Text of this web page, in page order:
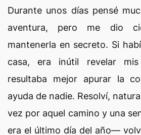
Durante unos días pensé
aventura, pero me dio
mantenerla en secreto. Si
casa, era inútil revelar
resultaba mejor apurar la
ayuda de nadie. Resolví,
vez por aquel camino y una
era el último día del año—